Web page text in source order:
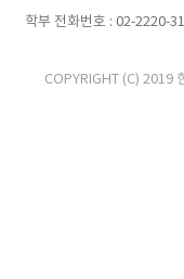
학부 전화번호 : 02-2220-
COPYRIGHT (C) 2019